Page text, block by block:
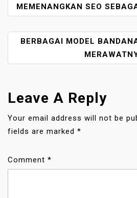
O
S
T
V
G
A
T
I
MEMENANGKAN SEO
BERBAGAI MODEL
Leave A Reply
Your email address will not be
fields are marked *
Comment *